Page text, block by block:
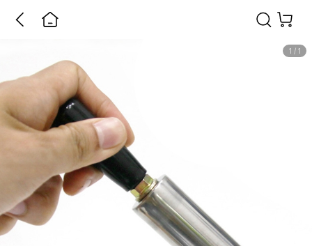
1 / 1